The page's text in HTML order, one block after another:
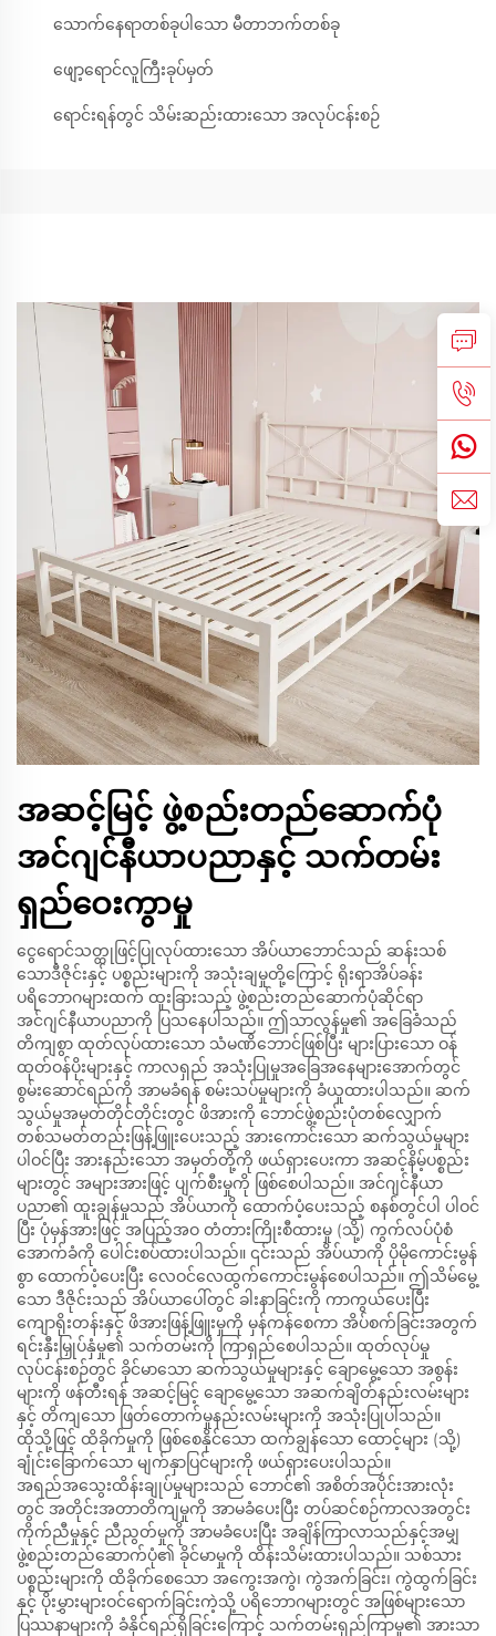
သောက်နေရာတစ်ခုပါသော မီတာဘက်တစ်ခု
ဖျော့ရောင်လူကြီးခုပ်မှတ်
ရောင်းရန်တွင် သိမ်းဆည်းထားသော အလုပ်ငန်းစဉ်
အဆင့်မြင့် ဖွဲ့စည်းတည်ဆောက်ပုံ
အင်ဂျင်နီယာပညာနှင့် သက်တမ်း
ရှည်ဝေးကွာမှု
ငွေရောင်သတ္ထုဖြင့်ပြုလုပ်ထားသော အိပ်ယာဘောင်သည် ဆန်းသစ်
သောဒီဇိုင်းနှင့် ပစ္စည်းများကို အသုံးချမှုတို့ကြောင့် ရိုးရာအိပ်ခန်း
ပရိဘောဂများထက် ထူးခြားသည့် ဖွဲ့စည်းတည်ဆောက်ပုံဆိုင်ရာ
အင်ဂျင်နီယာပညာကို ပြသနေပါသည်။ ဤသာလွန်မှု၏ အခြေခံသည်
တိကျစွာ ထုတ်လုပ်ထားသော သံမဏိဘောင်ဖြစ်ပြီး များပြားသော ဝန်
ထုတ်ဝန်ပိုးများနှင့် ကာလရှည် အသုံးပြုမှုအခြေအနေများအောက်တွင်
စွမ်းဆောင်ရည်ကို အာမခံရန် စမ်းသပ်မှုများကို ခံယူထားပါသည်။ ဆက်
သွယ်မှုအမှတ်တိုင်တိုင်းတွင် ဖိအားကို ဘောင်ဖွဲ့စည်းပုံတစ်လျှောက်
တစ်သမတ်တည်းဖြန့်ဖြူးပေးသည့် အားကောင်းသော ဆက်သွယ်မှုများ
ပါဝင်ပြီး အားနည်းသော အမှတ်တို့ကို ဖယ်ရှားပေးကာ အဆင့်နိမ့်ပစ္စည်း
များတွင် အများအားဖြင့် ပျက်စီးမှုကို ဖြစ်စေပါသည်။ အင်ဂျင်နီယာ
ပညာ၏ ထူးချွန်မှုသည် အိပ်ယာကို ထောက်ပံ့ပေးသည့် စနစ်တွင်ပါ ပါဝင်
ပြီး ပုံမှန်အားဖြင့် အပြည့်အဝ တံတားကြိုးစီထားမှု (သို့) ကွက်လပ်ပုံစံ
အောက်ခံကို ပေါင်းစပ်ထားပါသည်။ ၎င်းသည် အိပ်ယာကို ပိုမိုကောင်းမွန်
စွာ ထောက်ပံ့ပေးပြီး လေဝင်လေထွက်ကောင်းမွန်စေပါသည်။ ဤသိမ်မွေ့
သော ဒီဇိုင်းသည် အိပ်ယာပေါ်တွင် ခါးနာခြင်းကို ကာကွယ်ပေးပြီး
ကျောရိုးတန်းနှင့် ဖိအားဖြန့်ဖြူးမှုကို မှန်ကန်စေကာ အိပ်စက်ခြင်းအတွက်
ရင်းနှီးမြှုပ်နှံမှု၏ သက်တမ်းကို ကြာရှည်စေပါသည်။ ထုတ်လုပ်မှု
လုပ်ငန်းစဉ်တွင် ခိုင်မာသော ဆက်သွယ်မှုများနှင့် ချောမွေ့သော အစွန်း
များကို ဖန်တီးရန် အဆင့်မြင့် ချောမွေ့သော အဆက်ချိတ်နည်းလမ်းများ
နှင့် တိကျသော ဖြတ်တောက်မှုနည်းလမ်းများကို အသုံးပြုပါသည်။
ထိုသို့ဖြင့် ထိခိုက်မှုကို ဖြစ်စေနိုင်သော ထက်ချွန်သော ထောင့်များ (သို့)
ချုံင်းခြောက်သော မျက်နှာပြင်များကို ဖယ်ရှားပေးပါသည်။
အရည်အသွေးထိန်းချုပ်မှုများသည် ဘောင်၏ အစိတ်အပိုင်းအားလုံး
တွင် အတိုင်းအတာတိကျမှုကို အာမခံပေးပြီး တပ်ဆင်စဉ်ကာလအတွင်း
ကိုက်ညီမှုနှင့် ညီညွတ်မှုကို အာမခံပေးပြီး အချိန်ကြာလာသည်နှင့်အမျှ
ဖွဲ့စည်းတည်ဆောက်ပုံ၏ ခိုင်မာမှုကို ထိန်းသိမ်းထားပါသည်။ သစ်သား
ပစ္စည်းများကို ထိခိုက်စေသော အကွေးအကွဲ၊ ကွဲအက်ခြင်း၊ ကွဲထွက်ခြင်း
နှင့် ပိုးမွှားများဝင်ရောက်ခြင်းကဲ့သို့ ပရိဘောဂများတွင် အဖြစ်များသော
ပြဿနာများကို ခံနိုင်ရည်ရှိခြင်းကြောင့် သက်တမ်းရှည်ကြာမှု၏ အားသာ